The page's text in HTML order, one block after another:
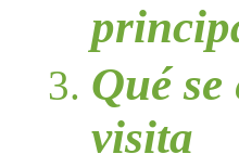
Qué se
visita